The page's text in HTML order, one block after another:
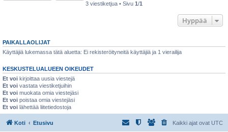
3 viestiketjua • Sivu 1/1
Hyppää
PAIKALLAOLIJAT
Käyttäjiä lukemassa tätä aluetta: Ei rekisteröityneitä käyttäjiä ja 1 vierailija
KESKUSTELUALUEEN OIKEUDET
Et voi kirjoittaa uusia viestejä
Et voi vastata viestiketjuihin
Et voi muokata omia viestejäsi
Et voi poistaa omia viestejäsi
Et voi lähettää liitetiedostoja
Koti Etusivu Kaikki ajat ovat UTC